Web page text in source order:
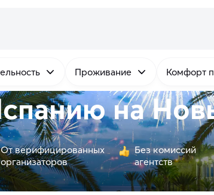
Проживание Комфорт
на
От верифицированных
организаторов
Без комиссий
агентств